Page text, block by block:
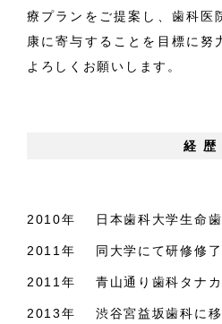
療プランをご提案し、歯科医
康に寄与することを目標に努
よろしくお願いします。
経 歴
2010年 日本歯科大学生命
2011年 同大学にて研修修了
2011年 青山通り歯科タナ
2013年 渋谷宮益坂歯科に